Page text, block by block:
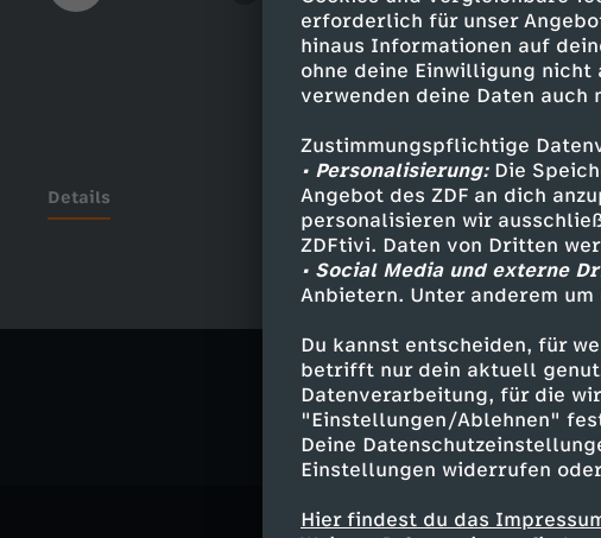
erforderlich für unser
hinaus Informationen auf
ohne deine Einwilligung
verwenden deine Daten auch
Zustimmungspflichtige
• Personalisierung:Die
Angebot des ZDF an dich
personalisieren wir
ZDFtivi. Daten von Dritten
• Social Media und externe
Anbietern. Unter anderem
Du kannst entscheiden, für
betrifft nur dein aktuell
Datenverarbeitung, für die
"Einstellungen/Ablehnen"
Deine
Einstellungen widerrufen
Hier findest du das
Details
Ähnliche
Politik Talk